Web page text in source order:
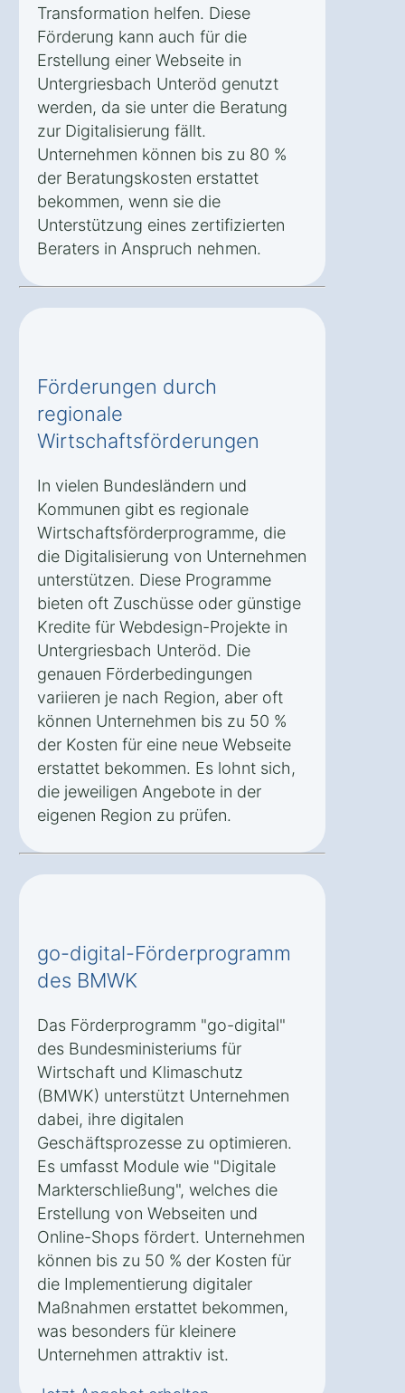
Transformation helfen. Diese
Förderung kann auch für die
Erstellung einer Webseite in
Untergriesbach Unteröd genutzt
werden, da sie unter die Beratung
zur Digitalisierung fällt.
Unternehmen können bis zu 80 %
der Beratungskosten erstattet
bekommen, wenn sie die
Unterstützung eines zertifizierten
Beraters in Anspruch nehmen.
Förderungen durch
regionale
Wirtschaftsförderungen
In vielen Bundesländern und
Kommunen gibt es regionale
Wirtschaftsförderprogramme, die
die Digitalisierung von Unternehmen
unterstützen. Diese Programme
bieten oft Zuschüsse oder günstige
Kredite für Webdesign-Projekte in
Untergriesbach Unteröd. Die
genauen Förderbedingungen
variieren je nach Region, aber oft
können Unternehmen bis zu 50 %
der Kosten für eine neue Webseite
erstattet bekommen. Es lohnt sich,
die jeweiligen Angebote in der
eigenen Region zu prüfen.
go-digital-Förderprogramm
des BMWK
Das Förderprogramm "go-digital"
des Bundesministeriums für
Wirtschaft und Klimaschutz
(BMWK) unterstützt Unternehmen
dabei, ihre digitalen
Geschäftsprozesse zu optimieren.
Es umfasst Module wie "Digitale
Markterschließung", welches die
Erstellung von Webseiten und
Online-Shops fördert. Unternehmen
können bis zu 50 % der Kosten für
die Implementierung digitaler
Maßnahmen erstattet bekommen,
was besonders für kleinere
Unternehmen attraktiv ist.